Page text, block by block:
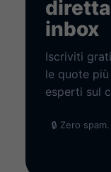
inbox
Iscriviti
le quote
esperti sul
🔒 Zero